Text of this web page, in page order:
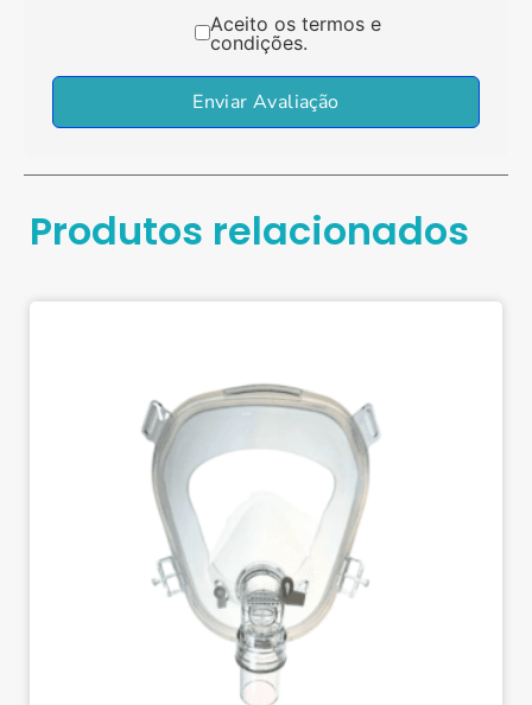
Aceito os termos e
condições.
Enviar Avaliação
Produtos relacionados